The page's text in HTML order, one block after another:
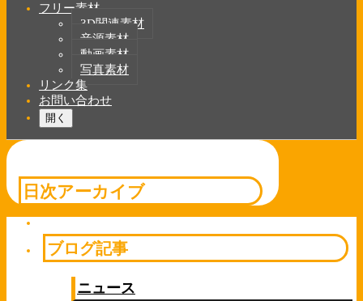
フリー素材
3D関連素材
音源素材
動画素材
写真素材
リンク集
お問い合わせ
開く
日次アーカイブ
ブログ記事
ニュース